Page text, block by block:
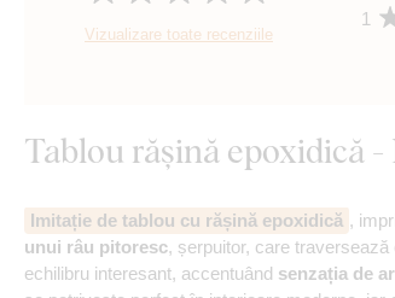
Vizualizare toate recenziile
1
Tablou rășină epoxidică
Imitație de tablou cu rășină epoxidică ,
unui râu pitoresc, șerpuitor, care
echilibru interesant, accentuând senzația de